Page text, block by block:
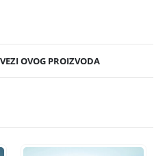
OVOG PROIZVODA